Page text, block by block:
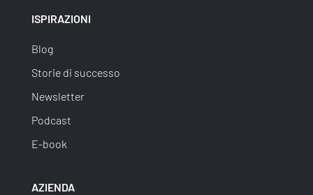
ISPIRAZIONI
Blog
Storie di successo
Newsletter
Podcast
E-book
AZIENDA